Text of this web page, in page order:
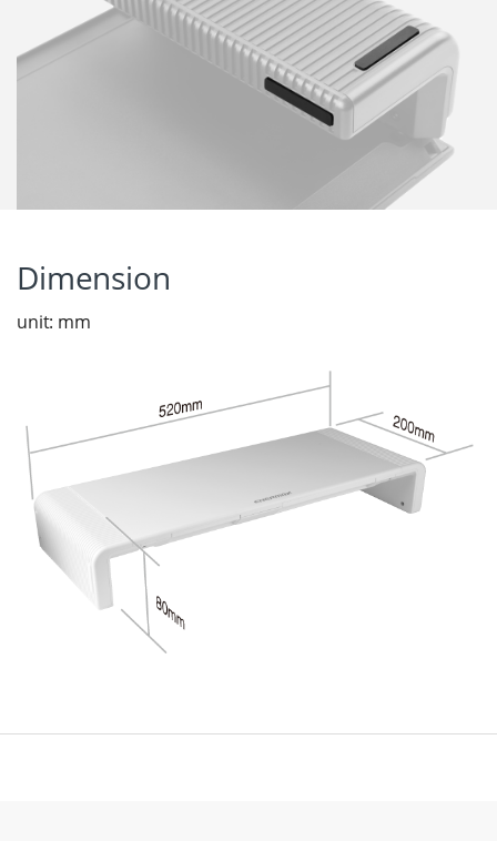
Dimension
unit: mm